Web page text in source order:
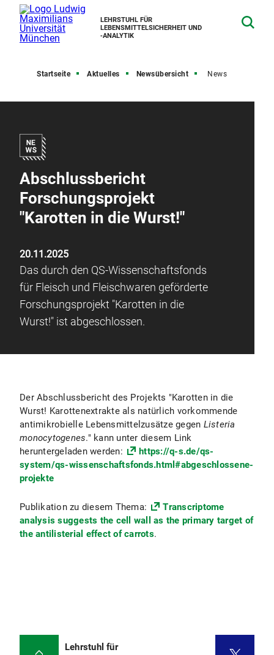
LEHRSTUHL FÜR
LEBENSMITTELSICHERHEIT UND
‑ANALYTIK
Startseite Aktuelles Newsübersicht News
Abschlussbericht
Forschungsprojekt
"Karotten in die Wurst!"
20.11.2025
Das durch den QS-Wissenschaftsfonds
für Fleisch und Fleischwaren geförderte
Forschungsprojekt "Karotten in die
Wurst!" ist abgeschlossen.
Der Abschlussbericht des Projekts "Karotten in die
Wurst! Karottenextrakte als natürlich vorkommende
antimikrobielle Lebensmittelzusätze gegen Listeria
monocytogenes." kann unter diesem Link
heruntergeladen werden:
https://q-s.de/qs-
system/qs-wissenschaftsfonds.html#abgeschlossene-
projekte
Publikation zu diesem Thema:
Transcriptome
analysis suggests the cell wall as the primary target of
the antilisterial effect of carrots.
Lehrstuhl für